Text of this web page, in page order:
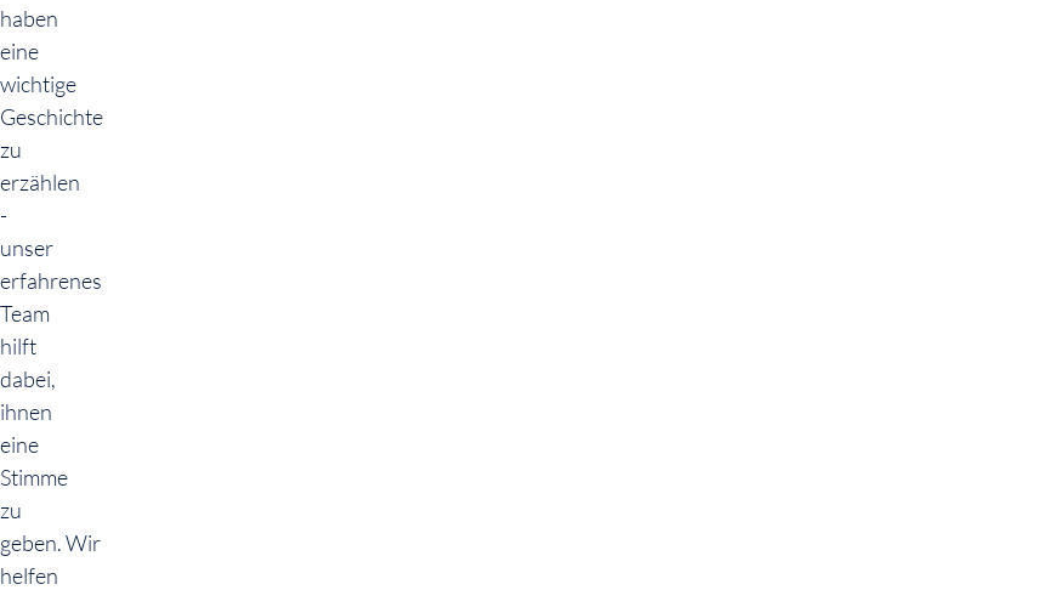
haben
eine
wichtige
Geschichte
zu
erzählen
-
unser
erfahrenes
Team
hilft
dabei,
ihnen
eine
Stimme
zu
geben. Wir
helfen